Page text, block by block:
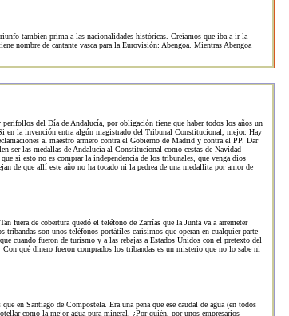
también prima a las nacionalidades históricas. Creíamos que iba a ir la
nombre de cantante vasca para la Eurovisión: Abengoa. Mientras Abengoa
del Día de Andalucía, por obligación tiene que haber todos los años un
en la invención entra algún magistrado del Tribunal Constitucional, mejor. Hay
al maestro armero contra el Gobierno de Madrid y contra el PP. Dar
ser las medallas de Andalucía al Constitucional como cestas de Navidad
si esto no es comprar la independencia de los tribunales, que venga dios
de que allí este año no ha tocado ni la pedrea de una medallita por amor de
fuera de cobertura quedó el teléfono de Zarrías que la Junta va a arremeter
tribandas son unos teléfonos portátiles carísimos que operan en cualquier parte
cuando fueron de turismo y a las rebajas a Estados Unidos con el pretexto del
qué dinero fueron comprados los tribandas es un misterio que no lo sabe ni
en Santiago de Compostela. Era una pena que ese caudal de agua (en todos
como la mejor agua pura mineral. ¿Por quién, por unos empresarios